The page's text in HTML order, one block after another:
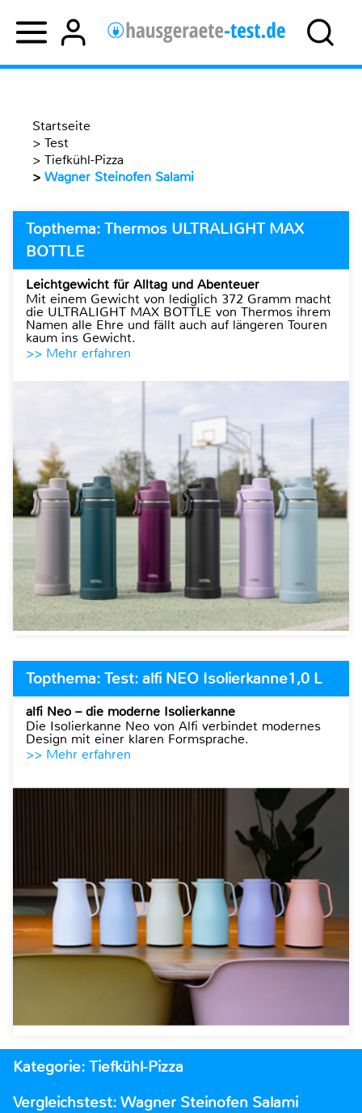
Startseite
> Test
> Tiefkühl-Pizza
> Wagner Steinofen Salami
Topthema: Thermos ULTRALIGHT MAX
BOTTLE
Leichtgewicht für Alltag und Abenteuer
Mit einem Gewicht von lediglich 372 Gramm macht
die ULTRALIGHT MAX BOTTLE von Thermos ihrem
Namen alle Ehre und fällt auch auf längeren Touren
kaum ins Gewicht.
>> Mehr erfahren
Topthema: Test: alfi NEO Isolierkanne1,0 L
alfi Neo – die moderne Isolierkanne
Die Isolierkanne Neo von Alfi verbindet modernes
Design mit einer klaren Formsprache.
>> Mehr erfahren
Kategorie: Tiefkühl-Pizza
Vergleichstest: Wagner Steinofen Salami